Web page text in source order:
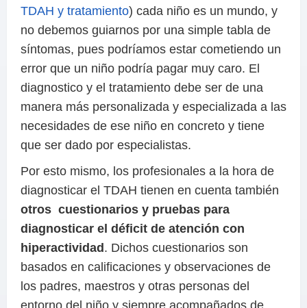
TDAH y tratamiento) cada niño es un mundo, y
no debemos guiarnos por una simple tabla de
síntomas, pues podríamos estar cometiendo un
error que un niño podría pagar muy caro. El
diagnostico y el tratamiento debe ser de una
manera más personalizada y especializada a las
necesidades de ese niño en concreto y tiene
que ser dado por especialistas.
Por esto mismo, los profesionales a la hora de
diagnosticar el TDAH tienen en cuenta también
otros cuestionarios y pruebas para
diagnosticar el déficit de atención con
hiperactividad . Dichos cuestionarios son
basados en calificaciones y observaciones de
los padres, maestros y otras personas del